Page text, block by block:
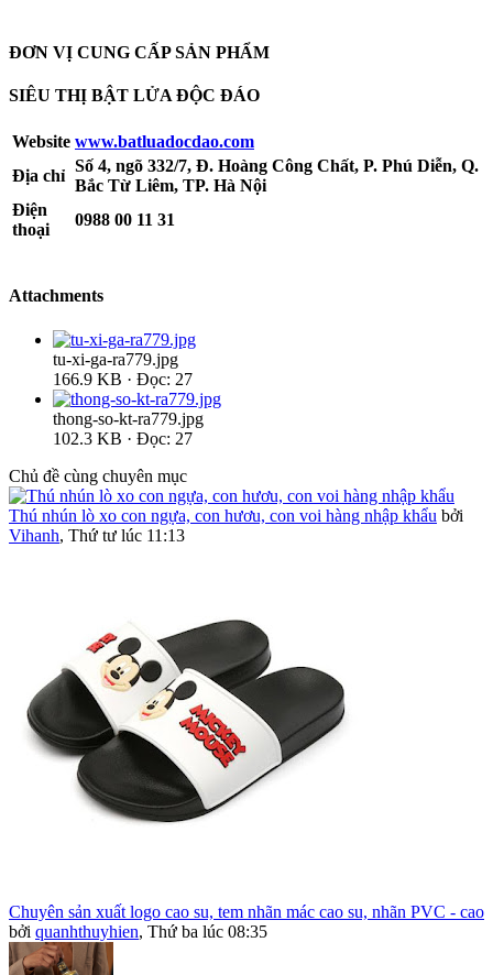
ĐƠN VỊ CUNG CẤP SẢN PHẨM
SIÊU THỊ BẬT LỬA ĐỘC ĐÁO
Website www.batluadocdao.com
Địa chỉ
Số 4, ngõ 332/7, Đ. Hoàng Công Chất, P. Phú Diễn, Q.
Bắc Từ Liêm, TP. Hà Nội
Điện
thoại
0988 00 11 31
Attachments
tu-xi-ga-ra779.jpg
166.9 KB · Đọc: 27
thong-so-kt-ra779.jpg
102.3 KB · Đọc: 27
Chủ đề cùng chuyên mục
Thú nhún lò xo con ngựa, con hươu, con voi hàng nhập khẩu bởi
Vihanh, Thứ tư lúc 11:13
Chuyên sản xuất logo cao su, tem nhãn mác cao su, nhãn PVC - cao
bởi quanhthuyhien, Thứ ba lúc 08:35